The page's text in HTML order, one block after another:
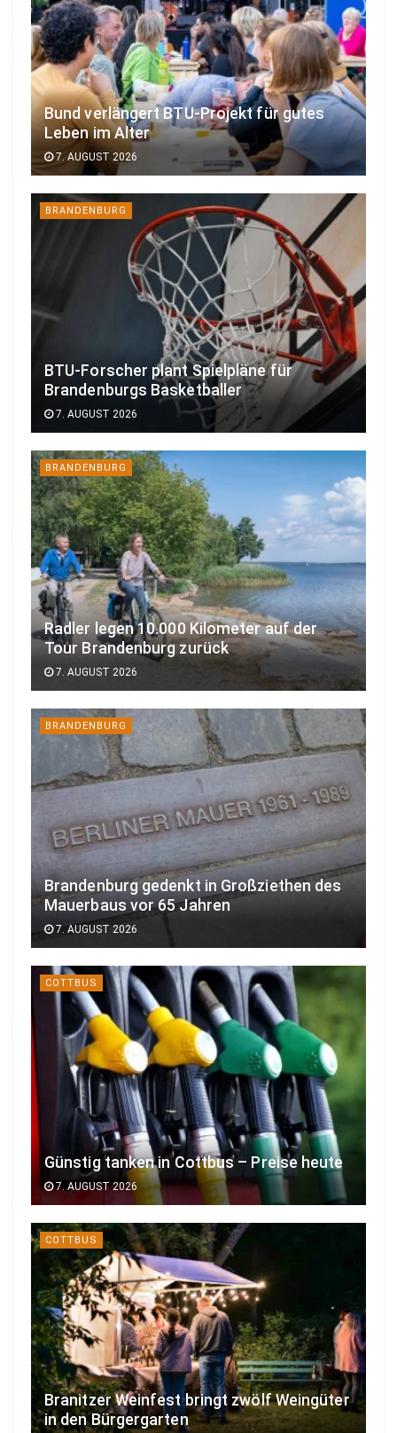
Bund verlängert BTU-Projekt für gutes
Leben im Alter
7. AUGUST 2026
BRANDENBURG
BTU-Forscher plant Spielpläne für
Brandenburgs Basketballer
7. AUGUST 2026
BRANDENBURG
Radler legen 10.000 Kilometer auf der
Tour Brandenburg zurück
7. AUGUST 2026
BRANDENBURG
Brandenburg gedenkt in Großziethen des
Mauerbaus vor 65 Jahren
7. AUGUST 2026
COTTBUS
Günstig tanken in Cottbus – Preise heute
7. AUGUST 2026
COTTBUS
Branitzer Weinfest bringt zwölf Weingüter
in den Bürgergarten